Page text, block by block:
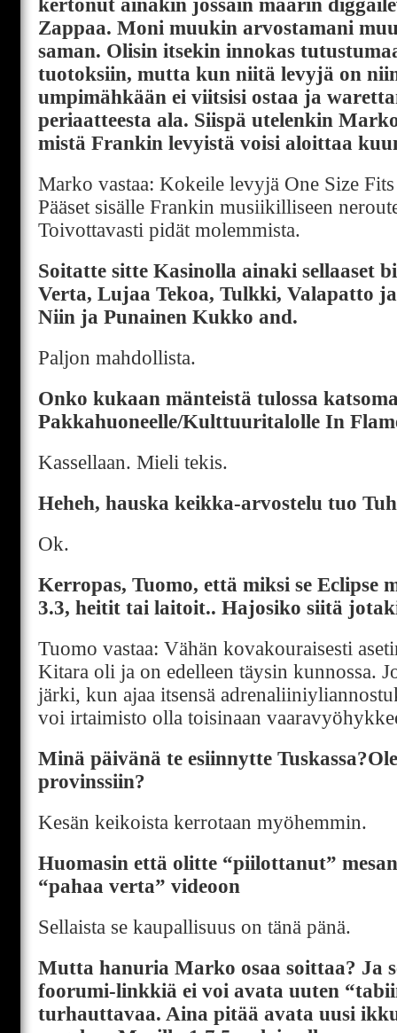
kertonut ainakin jossain määrin
Zappaa. Moni muukin arvostamani
saman. Olisin itsekin innokas
tuotoksiin, mutta kun niitä levyjä on
umpimähkään ei viitsisi ostaa ja
periaatteesta ala. Siispä utelenkin
mistä Frankin levyistä voisi aloittaa
Marko vastaa: Kokeile levyjä One Size
Pääset sisälle Frankin musiikilliseen
Toivottavasti pidät molemmista.
Soitatte sitte Kasinolla ainaki sellaaset
Verta, Lujaa Tekoa, Tulkki, Valapatto
Niin ja Punainen Kukko and.
Paljon mahdollista.
Onko kukaan mänteistä tulossa
Pakkahuoneelle/Kulttuuritalolle In
Kassellaan. Mieli tekis.
Heheh, hauska keikka-arvostelu tuo
Ok.
Kerropas, Tuomo, että miksi se Eclipse
3.3, heitit tai laitoit.. Hajosiko siitä
Tuomo vastaa: Vähän kovakouraisesti
Kitara oli ja on edelleen täysin kunnossa.
järki, kun ajaa itsensä
voi irtaimisto olla toisinaan
Minä päivänä te esiinnytte
provinssiin?
Kesän keikoista kerrotaan myöhemmin.
Huomasin että olitte “piilottanut”
“pahaa verta” videoon
Sellaista se kaupallisuus on tänä pänä.
Mutta hanuria Marko osaa soittaa? Ja
foorumi-linkkiä ei voi avata uuten
turhauttavaa. Aina pitää avata uusi